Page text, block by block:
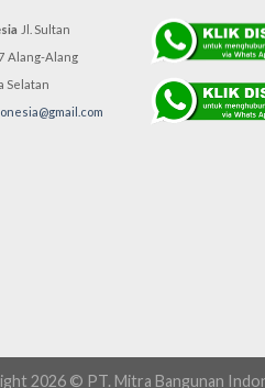
Jl. Sultan
Alang-Alang
Selatan
2026 © PT. Mitra Bangunan